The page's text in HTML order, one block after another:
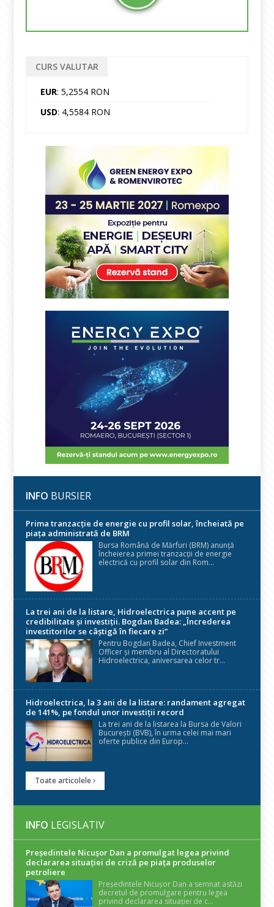
CURS VALUTAR
EUR: 5,2554 RON
USD: 4,5584 RON
INFO BURSIER
Prima tranzacție de energie cu profil solar, încheiată pe
piața administrată de BRM
Bursa Română de Mărfuri (BRM) anunță
încheierea primei tranzacții de energie
electrică cu profil solar din Rom...
La trei ani de la listare, Hidroelectrica pune accent pe
credibilitate și investiții. Bogdan Badea: „Încrederea
investitorilor se câștigă în fiecare zi”
Pentru Bogdan Badea, Chief Investment
Officer și membru al Directoratului
Hidroelectrica, aniversarea celor tr...
Hidroelectrica, la 3 ani de la listare: randament agregat
de 141%, pe fondul unor investiții record
La trei ani de la listarea la Bursa de Valori
București (BVB), în urma celei mai mari
oferte publice din Europ...
Toate articolele
INFO LEGISLATIV
Președintele Nicuşor Dan a promulgat legea privind
declararea situaţiei de criză pe piaţa produselor
petroliere
Președintele Nicușor Dan a semnat astăzi
decretul de promulgare pentru legea
privind declararea situației de c...